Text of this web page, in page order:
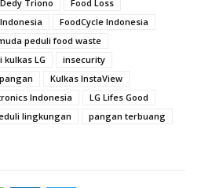
Dedy Triono
Food Loss
FoodCycle Indonesia
peduli food waste
kulkas LG
insecurity
Kulkas InstaView
Indonesia
LG Lifes Good
lingkungan
pangan terbuang